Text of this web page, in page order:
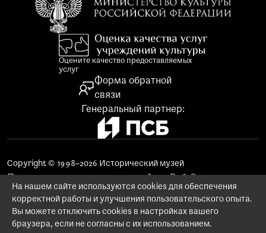
Генеральный партнер:
Оцените качество предоставляемых
услуг
Форма обратной
связи
Copyright © 1998–2026 Исторический музей
Использование материалов сайта
Заказ изображений предметов музейного фонда
Политика конфиденциальности
На нашем сайте используются cookies для обеспечения
корректной работы и улучшения пользовательского опыта.
Вы можете отключить cookies в настройках вашего
браузера, если не согласны с их использованием.